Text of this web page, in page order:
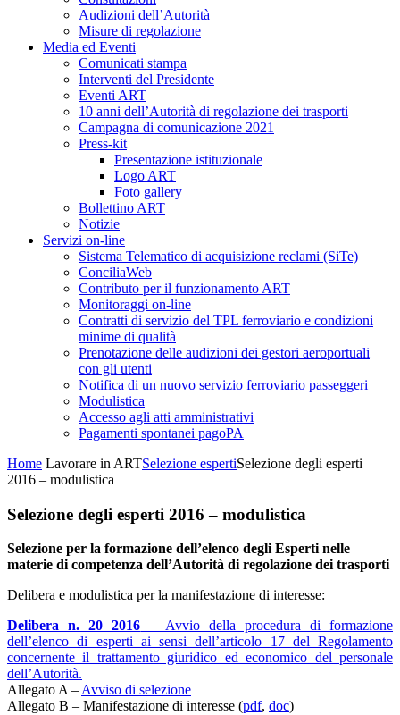
Audizioni dell’Autorità
Misure di regolazione
Media ed Eventi
Comunicati stampa
Interventi del Presidente
Eventi ART
10 anni dell’Autorità di regolazione dei trasporti
Campagna di comunicazione 2021
Press-kit
Presentazione istituzionale
Logo ART
Foto gallery
Bollettino ART
Notizie
Servizi on-line
Sistema Telematico di acquisizione reclami (SiTe)
ConciliaWeb
Contributo per il funzionamento ART
Monitoraggi on-line
Contratti di servizio del TPL ferroviario e condizioni
minime di qualità
Prenotazione delle audizioni dei gestori aeroportuali
con gli utenti
Notifica di un nuovo servizio ferroviario passeggeri
Modulistica
Accesso agli atti amministrativi
Pagamenti spontanei pagoPA
Home Lavorare in ARTSelezione espertiSelezione degli esperti
2016 – modulistica
Selezione degli esperti 2016 – modulistica
Selezione per la formazione dell’elenco degli Esperti nelle
materie di competenza dell’Autorità di regolazione dei trasporti
Delibera e modulistica per la manifestazione di interesse:
Delibera n. 20 2016 – Avvio della procedura di formazione
dell’elenco di esperti ai sensi dell’articolo 17 del Regolamento
concernente il trattamento giuridico ed economico del personale
dell’Autorità.
Allegato A –Avviso di selezione
Allegato B – Manifestazione di interesse (pdf, doc)